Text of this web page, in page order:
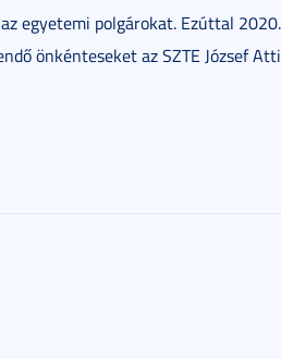
egyetemi polgárokat. Ezúttal 2020.
önkénteseket az SZTE József